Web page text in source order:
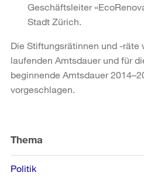
Geschäftsleiter
Stadt Zürich.
Die Stiftungsrätinnen und -räte
laufenden Amtsdauer und für
beginnende Amtsdauer
vorgeschlagen.
Informationen
Thema
Politik